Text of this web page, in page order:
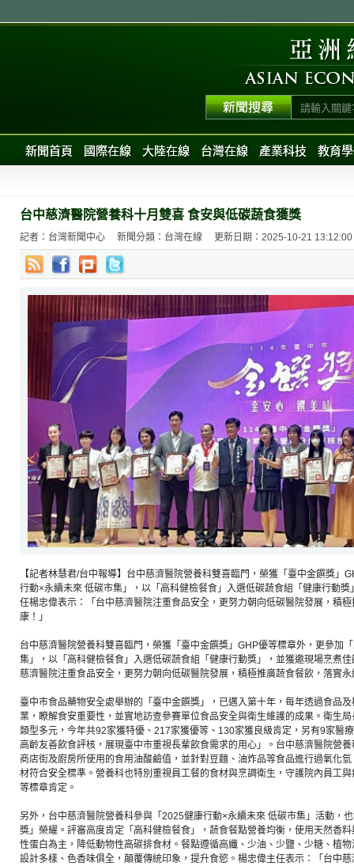
新聞首頁 國際在線 大陸在線 台灣在線 產業科技 教育
台中慈濟醫院營養科十月雙喜 食安與低碳蔬食獲獎
記者：台灣新聞中心 新聞分類：台灣在線 更新日期：2025-10-21 13:12:00
【記者林慧君/台中報導】台中慈濟醫院營養科雙喜臨門，榮獲「臺中金饌獎」
行動×永續未來 低碳市集」，以「高科健檢餐食」入選低碳蔬食組「健康行動
任楊忠偉表示：「台中慈濟醫院注重食品安全，更努力朝向低碳醫院發展，積
康！」
台中慈濟醫院營養科雙喜臨門，榮獲「臺中金饌獎」GHP優等標章外，更參加
集」，以「高科健檢餐食」入選低碳蔬食組「健康行動獎」，並獲邀現場烹煮
慈濟醫院注重食品安全，更努力朝向低碳醫院發展，積極推廣蔬食餐飲，落實
臺中市食品藥物安全處舉辦的「臺中金饌獎」，已邁入第十年，每年透過食品
業，瞭解食安重要性，並實地訪查參賽單位食品安全與衛生維護的成果。衛生
類型多元，今年共92家獲特優、217家獲優等、130家獲良級肯定，另有9家醫
高齡友善飲食評核，展現臺中市重視長輩飲食需求的用心」。台中慈濟醫院營
商店街及廚房所使用的食用油酸鹼值，並針對豆麵、油炸品等食品進行過氧化
材符合安全標準。營養科也特別重視員工餐的食材與烹調衛生，守護院內員工
等標章肯定。
另外，台中慈濟醫院營養科參與「2025健康行動×永續未來 低碳市集」活動，
獎」榮耀。評審高度肯定「高科健檢餐食」，蔬食餐點營養均衡，使用天然香
性蛋白為主，降低動物性高碳排食材。餐點遵循高纖、少油、少鹽、少糖、植
設計多樣、色香味俱全，顛覆傳統印象，提升食慾。楊忠偉主任表示：「台中